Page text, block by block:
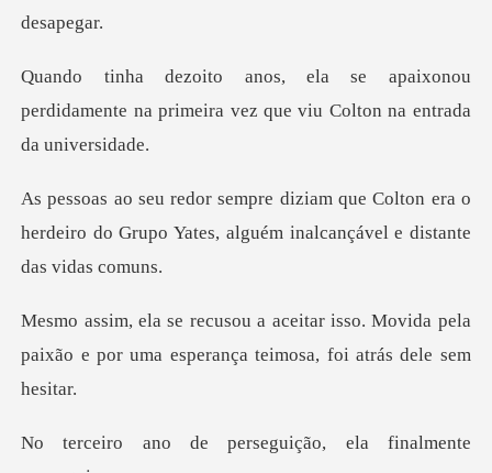
xonou
perdidamente na primeira vez que
olton era o
herdeiro do Grupo Yates, alguém
so. Movida pela
paixão e por uma esperan
perseguição, ela fi